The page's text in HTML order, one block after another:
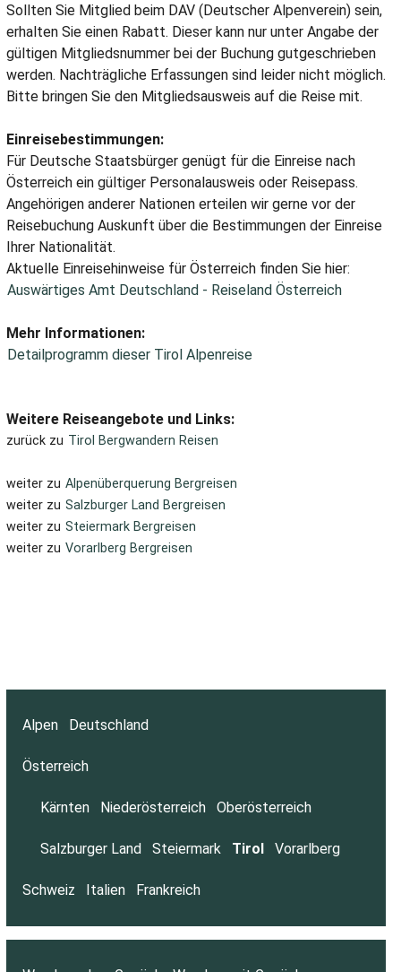
Sollten Sie Mitglied beim DAV (Deutscher Alpenverein) sein,
erhalten Sie einen Rabatt. Dieser kann nur unter Angabe der
gültigen Mitgliedsnummer bei der Buchung gutgeschrieben
werden. Nachträgliche Erfassungen sind leider nicht möglich.
Bitte bringen Sie den Mitgliedsausweis auf die Reise mit.
Einreisebestimmungen:
Für Deutsche Staatsbürger genügt für die Einreise nach
Österreich ein gültiger Personalausweis oder Reisepass.
Angehörigen anderer Nationen erteilen wir gerne vor der
Reisebuchung Auskunft über die Bestimmungen der Einreise
Ihrer Nationalität.
Aktuelle Einreisehinweise für Österreich finden Sie hier:
Auswärtiges Amt Deutschland - Reiseland Österreich
Mehr Informationen:
Detailprogramm dieser Tirol Alpenreise
Weitere Reiseangebote und Links:
zurück zu Tirol Bergwandern Reisen
weiter zu Alpenüberquerung Bergreisen
weiter zu Salzburger Land Bergreisen
weiter zu Steiermark Bergreisen
weiter zu Vorarlberg Bergreisen
Alpen Deutschland
Österreich
Kärnten Niederösterreich Oberösterreich
Salzburger Land Steiermark Tirol Vorarlberg
Schweiz Italien Frankreich